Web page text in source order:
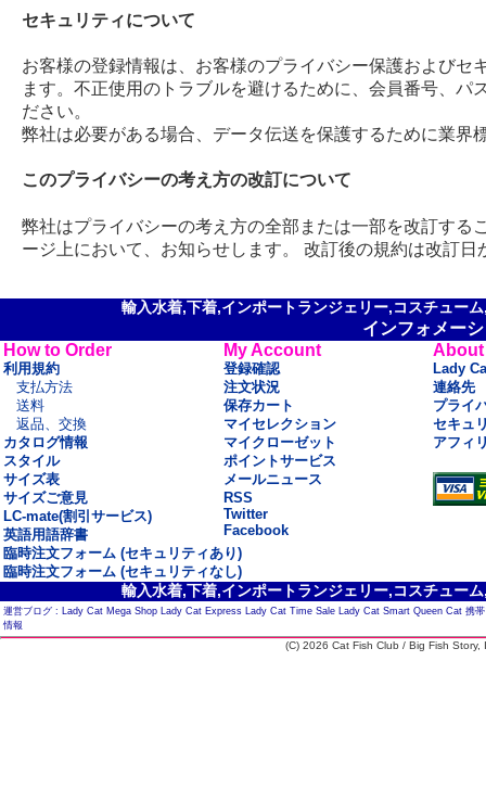
セキュリティについて
お客様の登録情報は、お客様のプライバシー保護およびセ
ます。不正使用のトラブルを避けるために、会員番号、
ださい。
弊社は必要がある場合、データ伝送を保護するため
このプライバシーの考え方の改訂について
弊社はプライバシーの考え方の全部または一部を改訂する
ージ上において、お知らせします。 改訂後の規約は改訂
輸入水着,下着,インポートランジェリー,コスチュー
インフォメー
How to Order
利用規約
支払方法
送料
返品、交換
カタログ情報
スタイル
サイズ表
サイズご意見
LC-mate(割引サービス)
英語用語辞書
My Account
登録確認
注文状況
保存カート
マイセレクション
マイクローゼット
ポイントサービス
メールニュース
RSS
Twitter
Facebook
About
Lady
連絡先
プライ
セキュ
アフィ
臨時注文フォーム (セキュリティあり)
臨時注文フォーム (セキュリティなし)
輸入水着,下着,インポートランジェリー,コスチュー
運営ブログ : Lady Cat Mega Shop Lady Cat Express Lady Cat Time Sale Lady Cat Smart Queen Cat 携
情報
(C) 2026 Cat Fish Club / Big Fish Story,